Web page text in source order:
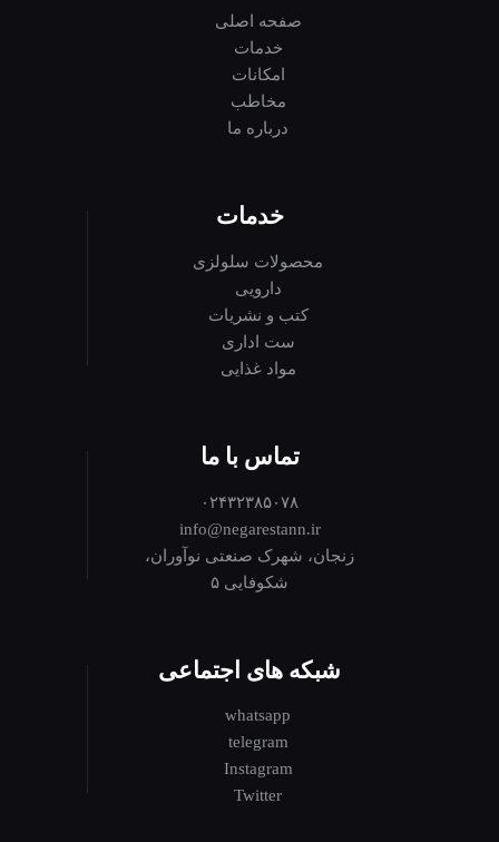
صفحه اصلی
خدمات
امکانات
مخاطب
درباره ما
خدمات
محصولات سلولزی
دارویی
کتب و نشریات
ست اداری
مواد غذایی
تماس با ما
۰۲۴۳۲۳۸۵۰۷۸
info@negarestann.ir
زنجان، شهرک صنعتی نوآوران،
شکوفایی ۵
شبکه های اجتماعی
whatsapp
telegram
Instagram
Twitter